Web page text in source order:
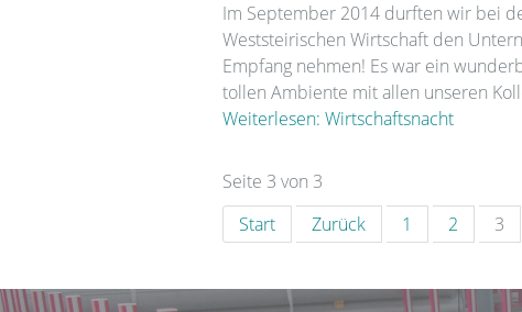
Im September 2014 durften wir bei
Weststeirischen Wirtschaft den
Empfang nehmen! Es war ein
tollen Ambiente mit allen unseren
Weiterlesen: Wirtschaftsnacht
Seite 3 von 3
Start
Zurück 1 2 3